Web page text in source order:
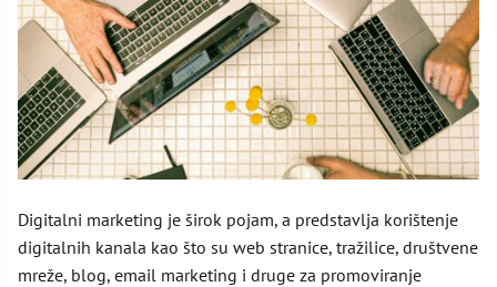
Digitalni marketing je širok pojam, a predstavlja korištenje
digitalnih kanala kao što su web stranice, tražilice, društvene
mreže, blog, email marketing i druge za promoviranje